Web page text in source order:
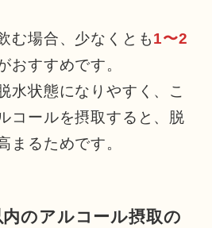
む場合、少なくとも1〜2
おすすめです。
水状態になりやすく、こ
コールを摂取すると、脱
まるためです。
のアルコール摂取の